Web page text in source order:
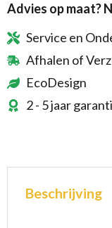
Advies op maat?
Service en
Afhalen of
EcoDesign
2 - 5 jaar
Beschrijving